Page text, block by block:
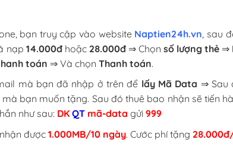
bạn truy cập vào website Naptien24h.vn , sau
nạp 14.000đhoặc 28.000đ ⇒ Chọn số lượng thẻ⇒
toán ⇒ Và chọn Thanh toán.
mà bạn đã nhập ở trên để lấy Mã Data ⇒ Sau
bạn muốn tặng. Sau đó thuê bao nhận sẽ tiến
như sau: DK QT mã-data gửi 999
được 1.000MB/10 ngày. Cước phí tặng